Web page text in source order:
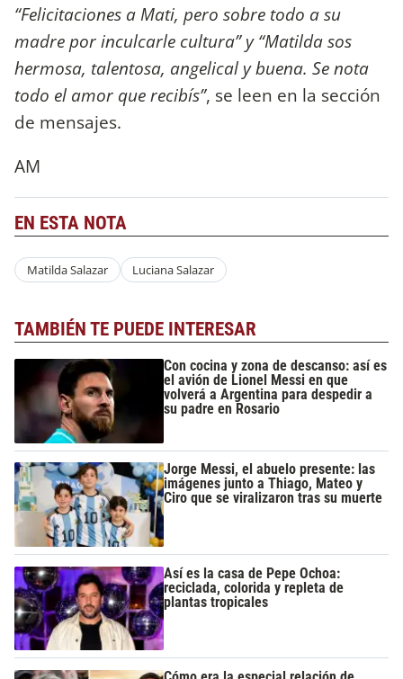
“Felicitaciones a Mati, pero sobre todo a su
madre por inculcarle cultura” y “Matilda sos
hermosa, talentosa, angelical y buena. Se nota
todo el amor que recibís”, se leen en la sección
de mensajes.
AM
EN ESTA NOTA
Matilda Salazar Luciana Salazar
TAMBIÉN TE PUEDE INTERESAR
Con cocina y zona de descanso: así es
el avión de Lionel Messi en que
volverá a Argentina para despedir a
su padre en Rosario
Jorge Messi, el abuelo presente: las
imágenes junto a Thiago, Mateo y
Ciro que se viralizaron tras su muerte
Así es la casa de Pepe Ochoa:
reciclada, colorida y repleta de
plantas tropicales